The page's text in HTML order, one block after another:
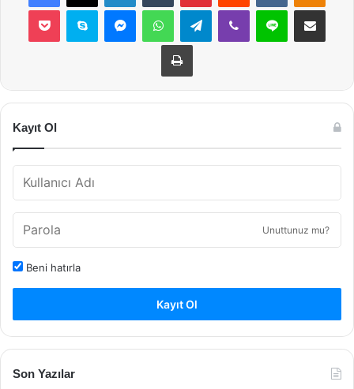
Pocket Skype MessengerWhatsAppTelegramViber Line E-Posta ile
Yazdır
Kayıt Ol
Unuttunuz mu?
Beni hatırla
Kayıt Ol
Son Yazılar